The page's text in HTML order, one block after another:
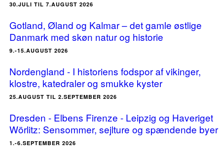
30.JULI TIL 7.AUGUST 2026
Gotland, Øland og Kalmar – det gamle østlige
Danmark med skøn natur og historie
9.-15.AUGUST 2026
Nordengland - I historiens fodspor af vikinger,
klostre, katedraler og smukke kyster
25.AUGUST TIL 2.SEPTEMBER 2026
Dresden - Elbens Firenze - Leipzig og Haveriget
Wörlitz: Sensommer, sejlture og spændende byer
1.-6.SEPTEMBER 2026